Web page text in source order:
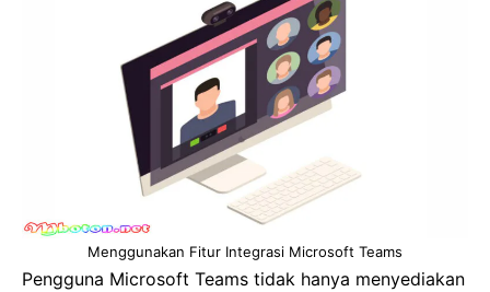
Menggunakan Fitur Integrasi Microsoft Teams
Pengguna Microsoft Teams tidak hanya menyediakan